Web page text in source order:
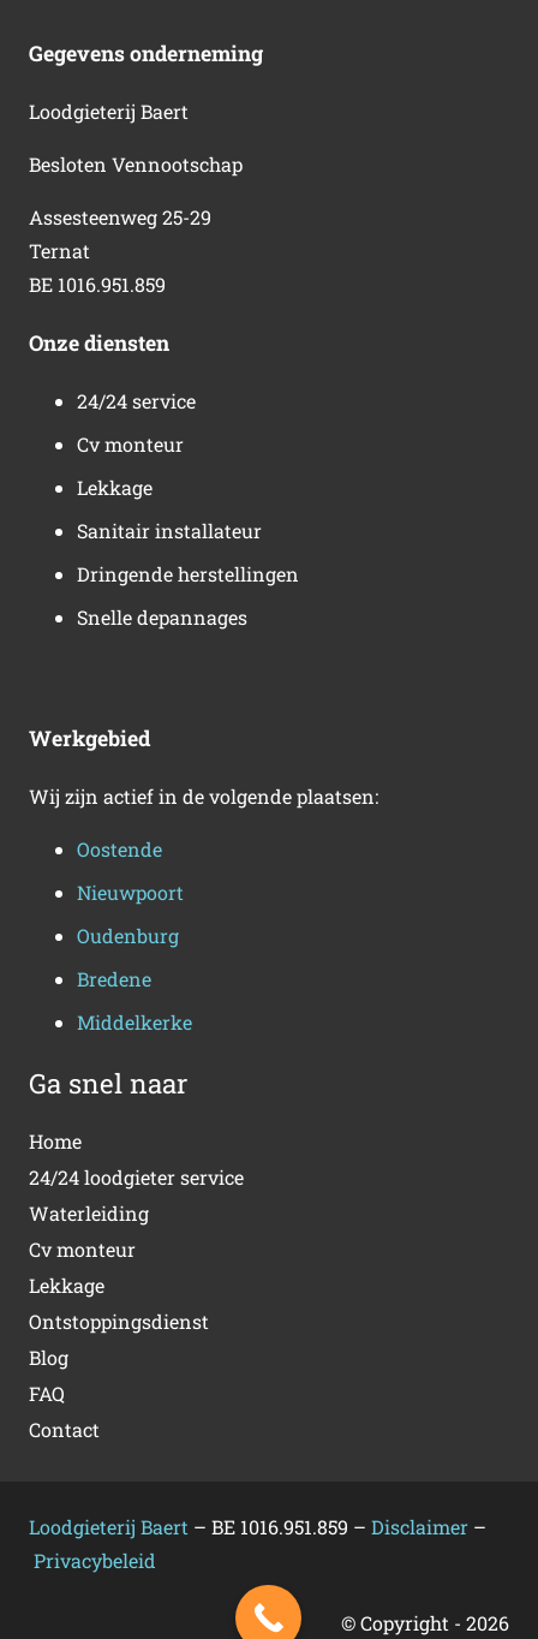
Gegevens onderneming
Loodgieterij Baert
Besloten Vennootschap
Assesteenweg 25-29
Ternat
BE 1016.951.859
Onze diensten
24/24 service
Cv monteur
Lekkage
Sanitair installateur
Dringende herstellingen
Snelle depannages
Werkgebied
Wij zijn actief in de volgende plaatsen:
Oostende
Nieuwpoort
Oudenburg
Bredene
Middelkerke
Ga snel naar
Home
24/24 loodgieter service
Waterleiding
Cv monteur
Lekkage
Ontstoppingsdienst
Blog
FAQ
Contact
Loodgieterij Baert – BE 1016.951.859 – Disclaimer –
Privacybeleid
© Copyright - 2026